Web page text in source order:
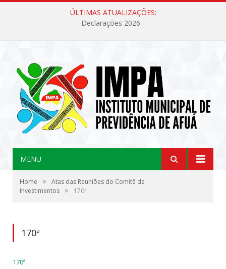
ÚLTIMAS ATUALIZAÇÕES:
Declarações 2026
MENU
Home »
Atas das Reuniões do Comitê de
Investimentos » 170ª
170ª
170ª